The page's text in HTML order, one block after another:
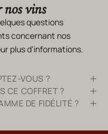
nos vins
questions
concernant nos
plus d'informations.
VOUS ?
CE COFFRET ?
DE FIDÉLITÉ ?